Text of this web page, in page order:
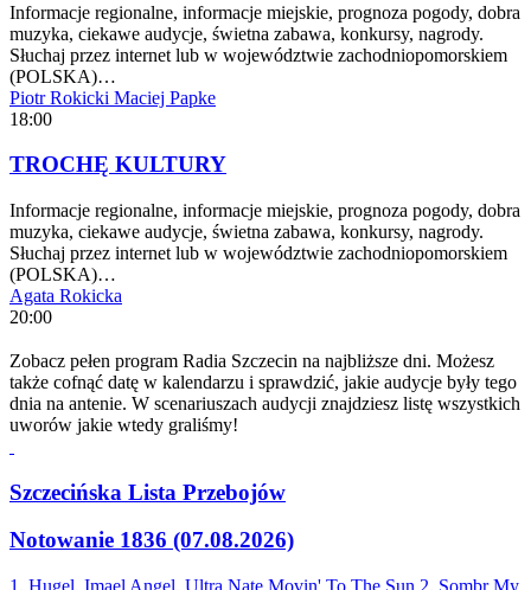
Informacje regionalne, informacje miejskie, prognoza pogody, dobra
muzyka, ciekawe audycje, świetna zabawa, konkursy, nagrody.
Słuchaj przez internet lub w województwie zachodniopomorskiem
(POLSKA)…
Piotr Rokicki Maciej Papke
18:00
TROCHĘ KULTURY
Informacje regionalne, informacje miejskie, prognoza pogody, dobra
muzyka, ciekawe audycje, świetna zabawa, konkursy, nagrody.
Słuchaj przez internet lub w województwie zachodniopomorskiem
(POLSKA)…
Agata Rokicka
20:00
Zobacz pełen program Radia Szczecin na najbliższe dni. Możesz
także cofnąć datę w kalendarzu i sprawdzić, jakie audycje były tego
dnia na antenie. W scenariuszach audycji znajdziesz listę wszystkich
uworów jakie wtedy graliśmy!
Szczecińska Lista Przebojów
Notowanie 1836 (07.08.2026)
1. Hugel, Imael Angel, Ultra Nate Movin' To The Sun 2. Sombr My